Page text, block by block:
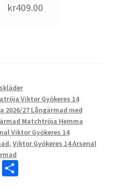
kr409.00
Viktor Gyökeres 14
2026/27 Långärmad med
Matchtröja Hemma
Viktor Gyökeres 14
, Viktor Gyökeres 14 Arsenal
D